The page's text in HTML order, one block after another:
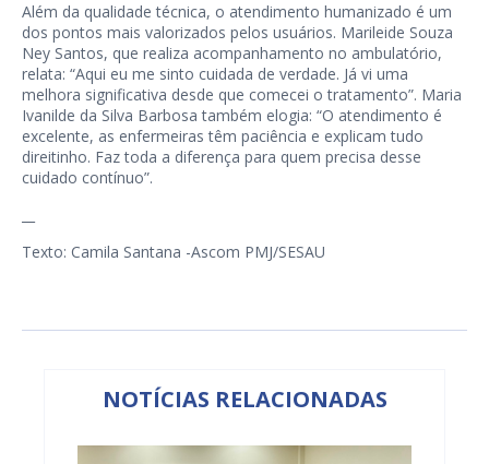
Além da qualidade técnica, o atendimento humanizado é um
dos pontos mais valorizados pelos usuários. Marileide Souza
Ney Santos, que realiza acompanhamento no ambulatório,
relata: “Aqui eu me sinto cuidada de verdade. Já vi uma
melhora significativa desde que comecei o tratamento”. Maria
Ivanilde da Silva Barbosa também elogia: “O atendimento é
excelente, as enfermeiras têm paciência e explicam tudo
direitinho. Faz toda a diferença para quem precisa desse
cuidado contínuo”.
Texto: Camila Santana -Ascom PMJ/SESAU
NOTÍCIAS RELACIONADAS